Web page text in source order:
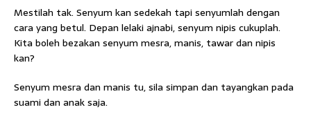
Mestilah tak. Senyum kan sedekah tapi senyumlah dengan
cara yang betul. Depan lelaki ajnabi, senyum nipis cukuplah.
Kita boleh bezakan senyum mesra, manis, tawar dan nipis
kan?
Senyum mesra dan manis tu, sila simpan dan tayangkan pada
suami dan anak saja.